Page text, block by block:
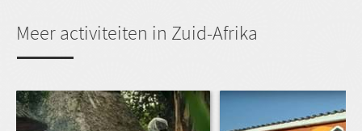
Meer activiteiten in Zuid-Afrika